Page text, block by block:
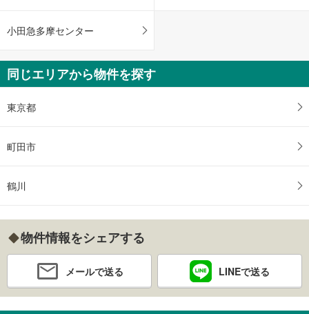
小田急多摩センター
同じエリアから物件を探す
東京都
町田市
鶴川
物件情報をシェアする
メールで送る LINEで送る